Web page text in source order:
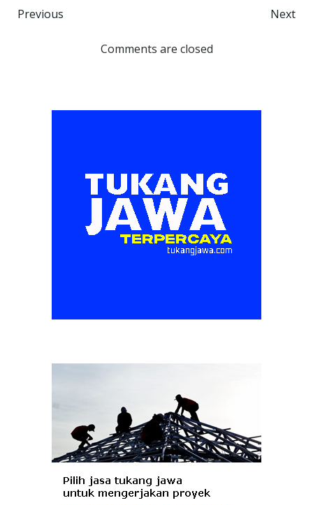
Post
navigation
Previous
navigation
Next
Comments are closed